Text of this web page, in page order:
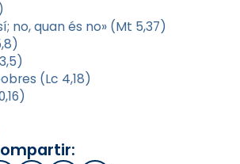
no, quan és no» (Mt 5,37)
(Lc 4,18)